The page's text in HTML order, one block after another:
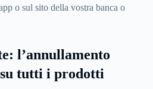
o sul sito della vostra banca o
l’annullamento
su tutti i prodotti